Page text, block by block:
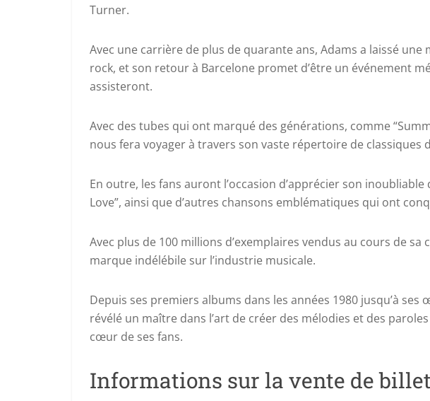
Turner.
Avec une carrière de plus de quarante ans, Adams a laissé
rock, et son retour à Barcelone promet d’être un événement
assisteront.
Avec des tubes qui ont marqué des générations, comme
nous fera voyager à travers son vaste répertoire de classiques
En outre, les fans auront l’occasion d’apprécier son inoubliable
Love”, ainsi que d’autres chansons emblématiques qui ont
Avec plus de 100 millions d’exemplaires vendus au cours de sa
marque indélébile sur l’industrie musicale.
Depuis ses premiers albums dans les années 1980 jusqu’à ses
révélé un maître dans l’art de créer des mélodies et des
cœur de ses fans.
Informations sur la vente de